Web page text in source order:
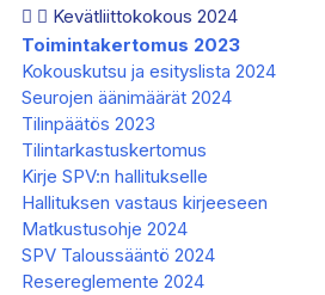
Kevätliittokokous 2024
Toimintakertomus 2023
Kokouskutsu ja esityslista 2024
Seurojen äänimäärät 2024
Tilinpäätös 2023
Tilintarkastuskertomus
Kirje SPV:n hallitukselle
Hallituksen vastaus kirjeeseen
Matkustusohje 2024
SPV Taloussääntö 2024
Resereglemente 2024